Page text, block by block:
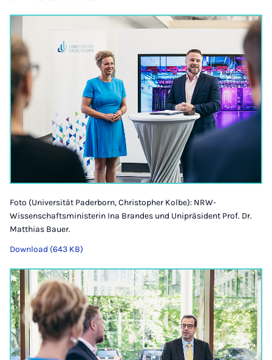
Foto (Universität Paderborn, Christopher Kolbe): NRW-
Wissenschaftsministerin Ina Brandes und Unipräsident Prof. Dr.
Matthias Bauer.
Download (643 KB)